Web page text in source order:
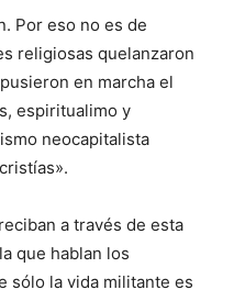
Por eso no es de
religiosas quelanzaron
en marcha el
espiritualimo y
neocapitalista
a través de esta
que hablan los
sólo la vida militante es